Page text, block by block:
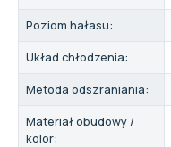
Poziom hałasu:
Układ chłodzenia:
Metoda odszraniania:
Materiał obudowy /
kolor: